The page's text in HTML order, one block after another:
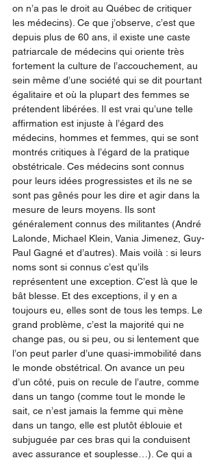
on n’a pas le droit au Québec de critiquer
les médecins). Ce que j’observe, c’est que
depuis plus de 60 ans, il existe une caste
patriarcale de médecins qui oriente très
fortement la culture de l’accouchement, au
sein même d’une société qui se dit pourtant
égalitaire et où la plupart des femmes se
prétendent libérées. Il est vrai qu’une telle
affirmation est injuste à l’égard des
médecins, hommes et femmes, qui se sont
montrés critiques à l’égard de la pratique
obstétricale. Ces médecins sont connus
pour leurs idées progressistes et ils ne se
sont pas gênés pour les dire et agir dans la
mesure de leurs moyens. Ils sont
généralement connus des militantes (André
Lalonde, Michael Klein, Vania Jimenez, Guy-
Paul Gagné et d’autres). Mais voilà : si leurs
noms sont si connus c’est qu’ils
représentent une exception. C’est là que le
bât blesse. Et des exceptions, il y en a
toujours eu, elles sont de tous les temps. Le
grand problème, c’est la majorité qui ne
change pas, ou si peu, ou si lentement que
l’on peut parler d’une quasi-immobilité dans
le monde obstétrical. On avance un peu
d’un côté, puis on recule de l’autre, comme
dans un tango (comme tout le monde le
sait, ce n’est jamais la femme qui mène
dans un tango, elle est plutôt éblouie et
subjuguée par ces bras qui la conduisent
avec assurance et souplesse…). Ce qui a